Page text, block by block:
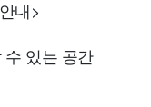
내>
있는 공간